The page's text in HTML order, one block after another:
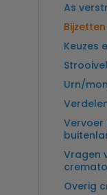
As
Keuzes
Urn/
Vragen
Overig